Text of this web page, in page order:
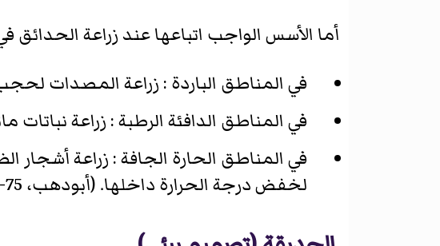
أما الأسس الواجب اتباعها عند زراعة
في المناطق الباردة : زراعة المصدات لحجب
في المناطق الدافئة الرطبة : زراعة
في المناطق الحارة الجافة : زراعة أشجار
لخفض درجة الحرارة داخلها. (أبودهب، 75-76)